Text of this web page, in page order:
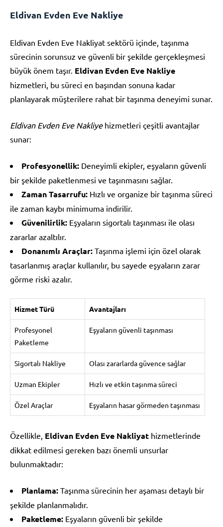
Eldivan Evden Eve Nakliye
Eldivan Evden Eve Nakliyat sektörü içinde, taşınma
sürecinin sorunsuz ve güvenli bir şekilde gerçekleşmesi
büyük önem taşır. Eldivan Evden Eve Nakliye
hizmetleri, bu süreci en başından sonuna kadar
planlayarak müşterilere rahat bir taşınma deneyimi sunar.
Eldivan Evden Eve Nakliyehizmetleri çeşitli avantajlar
sunar:
Profesyonellik: Deneyimli ekipler, eşyaların güvenli
bir şekilde paketlenmesi ve taşınmasını sağlar.
Zaman Tasarrufu: Hızlı ve organize bir taşınma süreci
ile zaman kaybı minimuma indirilir.
Güvenilirlik: Eşyaların sigortalı taşınması ile olası
zararlar azaltılır.
Donanımlı Araçlar: Taşınma işlemi için özel olarak
tasarlanmış araçlar kullanılır, bu sayede eşyaların zarar
görme riski azalır.
Hizmet Türü Avantajları
Profesyonel
Paketleme
Eşyaların güvenli taşınması
Sigortalı Nakliye Olası zararlarda güvence sağlar
Uzman Ekipler Hızlı ve etkin taşınma süreci
Özel Araçlar Eşyaların hasar görmeden taşınması
Özellikle, Eldivan Evden Eve Nakliyat hizmetlerinde
dikkat edilmesi gereken bazı önemli unsurlar
bulunmaktadır:
Planlama: Taşınma sürecinin her aşaması detaylı bir
şekilde planlanmalıdır.
Paketleme: Eşyaların güvenli bir şekilde